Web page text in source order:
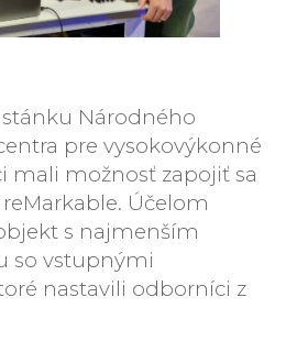
Národného
pre vysokovýkonné
mali možnosť zapojiť sa
Účelom
s najmenším
so vstupnými
nastavili odborníci z